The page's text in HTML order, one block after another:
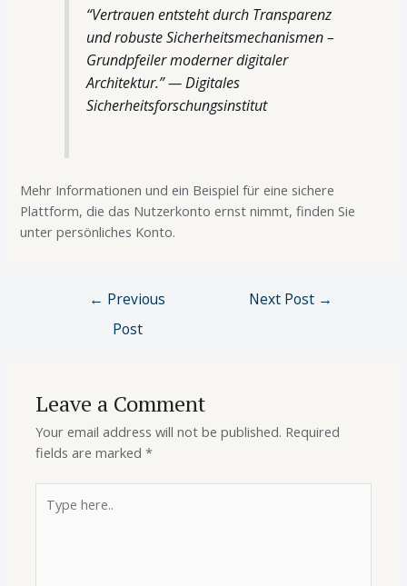
“Vertrauen entsteht durch Transparenz
und robuste Sicherheitsmechanismen –
Grundpfeiler moderner digitaler
Architektur.” — Digitales
Sicherheitsforschungsinstitut
Mehr Informationen und ein Beispiel für eine sichere
Plattform, die das Nutzerkonto ernst nimmt, finden Sie
unter persönliches Konto.
← Previous
Post
Next Post →
Leave a Comment
Your email address will not be published. Required
fields are marked*